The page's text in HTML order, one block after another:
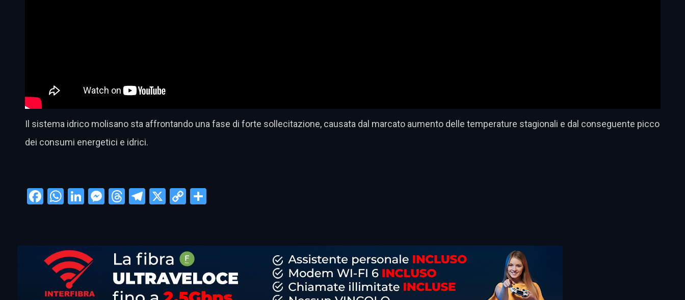
Il sistema idrico molisano sta affrontando una fase di forte sollecitazione, causata dal marcato aumento delle temperature stagionali e dal conseguente picco
dei consumi energetici e idrici.
Facebook
WhatsApp
LinkedIn
Messenger
Threads
Telegram
X CopyCondividi